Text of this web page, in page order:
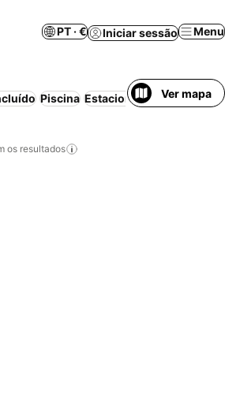
PT · € Iniciar sessão Menu
Piscina EstacionamentoVer mapa
os resultados